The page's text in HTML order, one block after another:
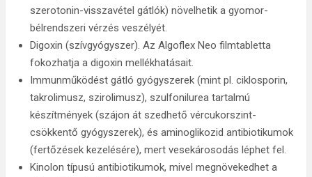
szerotonin-visszavétel gátlók) növelhetik a gyomor-
bélrendszeri vérzés veszélyét.
Digoxin (szívgyógyszer). Az Algoflex Neo filmtabletta
fokozhatja a digoxin mellékhatásait.
Immunműködést gátló gyógyszerek (mint pl. ciklosporin,
takrolimusz, szirolimusz), szulfonilurea tartalmú
készítmények (szájon át szedhető vércukorszint-
csökkentő gyógyszerek), és aminoglikozid antibiotikumok
(fertőzések kezelésére), mert vesekárosodás léphet fel.
Kinolon típusú antibiotikumok, mivel megnövekedhet a